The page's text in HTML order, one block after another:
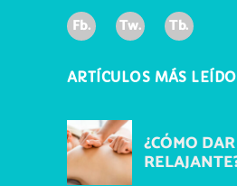
Fb. Tw. Tb.
ARTÍCULOS MÁS
¿CÓMO